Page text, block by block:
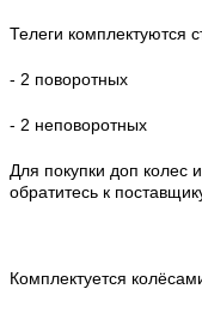
Телеги комплектуются
- 2 поворотных
- 2 неповоротных
Для покупки доп колес
обратитесь к
Комплектуется